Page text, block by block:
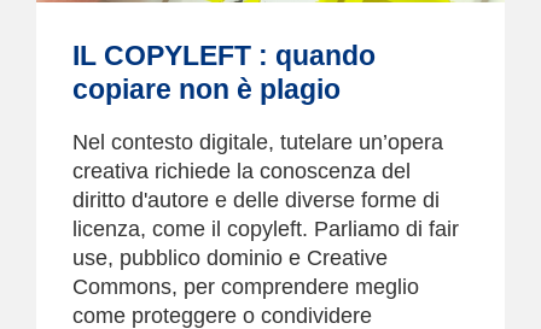
IL COPYLEFT : quando
copiare non è plagio
Nel contesto digitale, tutelare un’opera
creativa richiede la conoscenza del
diritto d'autore e delle diverse forme di
licenza, come il copyleft. Parliamo di fair
use, pubblico dominio e Creative
Commons, per comprendere meglio
come proteggere o condividere